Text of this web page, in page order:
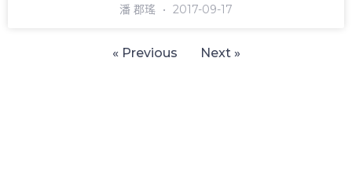
潘 郡瑤 2017-09-17
« Previous Next »